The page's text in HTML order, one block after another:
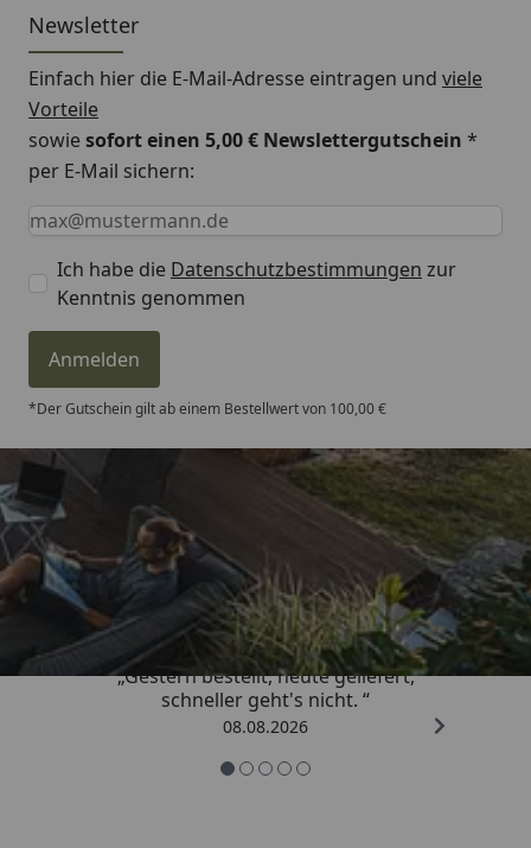
Newsletter
Einfach hier die E-Mail-Adresse eintragen und viele
Vorteile
sowiesofort einen 5,00 € Newslettergutschein *
per E-Mail sichern:
Keine Eingabe erforderlich
Eingabe erforderlich
E-Mail *
Ich habe die Datenschutzbestimmungen zur
Kenntnis genommen
Anmelden
*Der Gutschein gilt ab einem Bestellwert von 100,00 €
Trusted Shops
4,81/ 5
„Gestern bestellt, heute geliefert,
schneller geht's nicht. “
08.08.2026